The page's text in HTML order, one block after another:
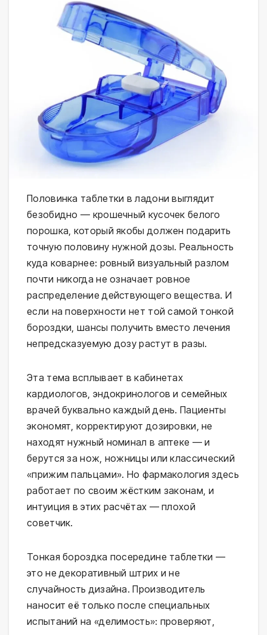
Половинка таблетки в ладони выглядит
безобидно — крошечный кусочек белого
порошка, который якобы должен подарить
точную половину нужной дозы. Реальность
куда коварнее: ровный визуальный разлом
почти никогда не означает ровное
распределение действующего вещества. И
если на поверхности нет той самой тонкой
бороздки, шансы получить вместо лечения
непредсказуемую дозу растут в разы.
Эта тема всплывает в кабинетах
кардиологов, эндокринологов и семейных
врачей буквально каждый день. Пациенты
экономят, корректируют дозировки, не
находят нужный номинал в аптеке — и
берутся за нож, ножницы или классический
«прижим пальцами». Но фармакология здесь
работает по своим жёстким законам, и
интуиция в этих расчётах — плохой
советчик.
Тонкая бороздка посередине таблетки —
это не декоративный штрих и не
случайность дизайна. Производитель
наносит её только после специальных
испытаний на «делимость»: проверяют,